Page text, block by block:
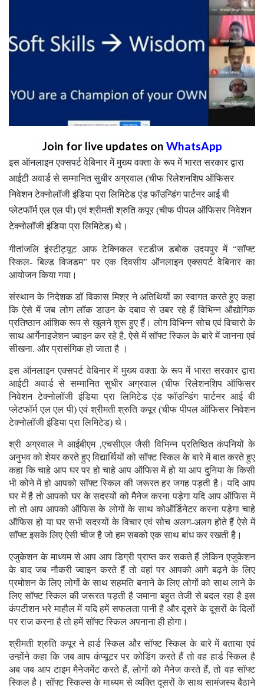
Join for live updates on WhatsApp
इस ऑनलाइन एक्सपर्ट वेबिनार में मुख्य वक्ता के रूप में भारत सरकार द्वारा
आईटी अवार्ड से सम्मानित सुधीर अग्रवाल (चीफ रिलेशनशिप ऑफिसर
निवेशन टेक्नोलॉजी इंडिया प्रा लिमिटेड एंड फॉउन्डिंग पार्टनर आई बी
प्लेटफॉर्म एल एल पी) एवं श्रीमती श्रुति कपूर (चीफ पीपल ऑफिसर निवेशन
टेक्नोलॉजी इंडिया प्रा लिमिटेड) थे।
गीतांजलि इंस्टीट्यूट आफ टेक्निकल स्टडीज डबोक उदयपुर में “सॉफ्ट
स्किल- बिल्ड विजडम” पर एक दिवसीय ऑनलाइन एक्सपर्ट वेबिनार का
आयोजन किया गया।
संस्थान के निदेशक डॉ विकास मिश्र ने अतिथियों का स्वागत करते हुए कहा
कि ऐसे में जब लोग लॉक डाउन के दबाव से उबर रहे हैं विभिन्न औद्योगिक
प्रतिष्ठान आंशिक रूप से खुलने शुरू हुए हैं। लोग विभिन्न सोच एवं विचारो के
साथ आर्गेनाइजेशन ज्वाइन कर रहे है, ऐसे में सॉफ्ट स्किल के बारे में जानना एवं
सीखना. और प्रासंगिक हो जाता है ।
इस ऑनलाइन एक्सपर्ट वेबिनार में मुख्य वक्ता के रूप में भारत सरकार द्वारा
आईटी अवार्ड से सम्मानित सुधीर अग्रवाल (चीफ रिलेशनशिप ऑफिसर
निवेशन टेक्नोलॉजी इंडिया प्रा लिमिटेड एंड फॉउन्डिंग पार्टनर आई बी
प्लेटफॉर्म एल एल पी) एवं श्रीमती श्रुति कपूर (चीफ पीपल ऑफिसर निवेशन
टेक्नोलॉजी इंडिया प्रा लिमिटेड) थे।
श्री अग्रवाल ने आईबीएम ,एचसीएल जैसी विभिन्न प्रतिष्ठित कंपनियों के
अनुभव को शेयर करते हुए विद्यार्थियों को सॉफ्ट स्किल के बारे में बात करते हुए
कहा कि चाहे आप घर पर हो चाहे आप ऑफिस में हो या आप दुनिया के किसी
भी कोने में हो आपको सॉफ्ट स्किल की जरूरत हर जगह पड़ती है। यदि आप
घर में है तो आपको घर के सदस्यों को मैनेज करना पड़ेगा यदि आप ऑफिस में
तो तो आप आपको ऑफिस के लोगों के साथ कोऑर्डिनेटर करना पड़ेगा चाहे
ऑफिस हो या घर सभी सदस्यों के विचार एवं सोच अलग-अलग होते हैं ऐसे में
सॉफ्ट इसके लिए ऐसी चीज है जो हम सबको एक साथ बांध कर रखती है।
एजुकेशन के माध्यम से आप आप डिग्री प्राप्त कर सकते हैं लेकिन एजुकेशन
के बाद जब नौकरी ज्वाइन करते हैं तो वहां पर आपको आगे बढ़ने के लिए
प्रमोशन के लिए लोगों के साथ सहमति बनाने के लिए लोगों को साथ लाने के
लिए सॉफ्ट स्किल की जरूरत पड़ती है जमाना बहुत तेजी से बदल रहा है इस
कंपटीशन भरे माहौल में यदि हमें सफलता पानी है और दूसरे के दूसरों के दिलों
पर राज करना है तो हमें सॉफ्ट स्किल अपनाना ही होगा।
श्रीमती श्रुति कपूर ने हार्ड स्किल और सॉफ्ट स्किल के बारे में बताया एवं
उन्होंने कहा कि जब आप कंप्यूटर पर कोडिंग करते हैं तो वह हार्ड स्किल है
अब जब आप टाइम मैनेजमेंट करते हैं, लोगों को मैनेज करते हैं, तो वह सॉफ्ट
स्किल है। सॉफ्ट स्किल्स के माध्यम से व्यक्ति दूसरों के साथ सामंजस्य बैठाने